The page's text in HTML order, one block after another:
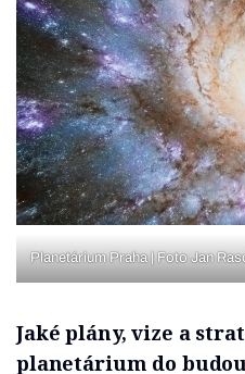
Planetárium Praha | Foto Jan
Jaké plány, vize a
planetárium do